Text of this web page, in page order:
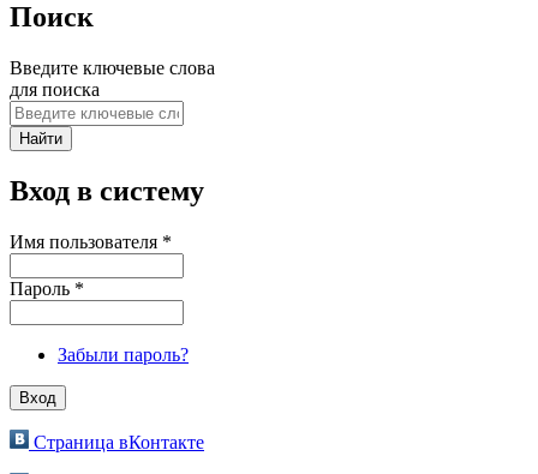
Поиск
Введите ключевые слова
для поиска
Вход в систему
Имя пользователя *
Пароль *
Забыли пароль?
Страница вКонтакте